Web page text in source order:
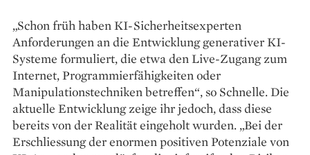
„Schon früh haben KI-Sicherheitsexperten
Anforderungen an die Entwicklung generativer KI-
Systeme formuliert, die etwa den Live-Zugang zum
Internet, Programmierfähigkeiten oder
Manipulations­techniken betreffen“, so Schnelle. Die
aktuelle Entwicklung zeige ihr jedoch, dass diese
bereits von der Realität eingeholt wurden. „Bei der
Erschliessung der enormen positiven Potenziale von